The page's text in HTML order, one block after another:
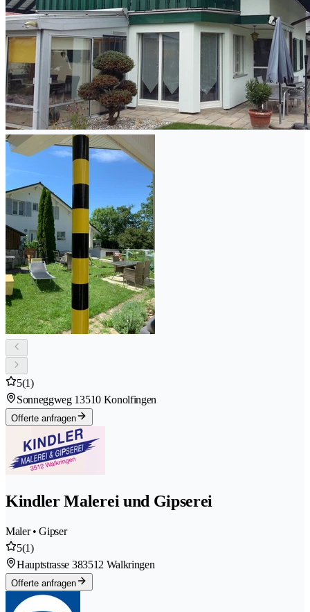
5(1)
Sonneggweg 13510 Konolfingen
Offerte anfragen
Kindler Malerei und Gipserei
Maler • Gipser
5(1)
Hauptstrasse 383512 Walkringen
Offerte anfragen